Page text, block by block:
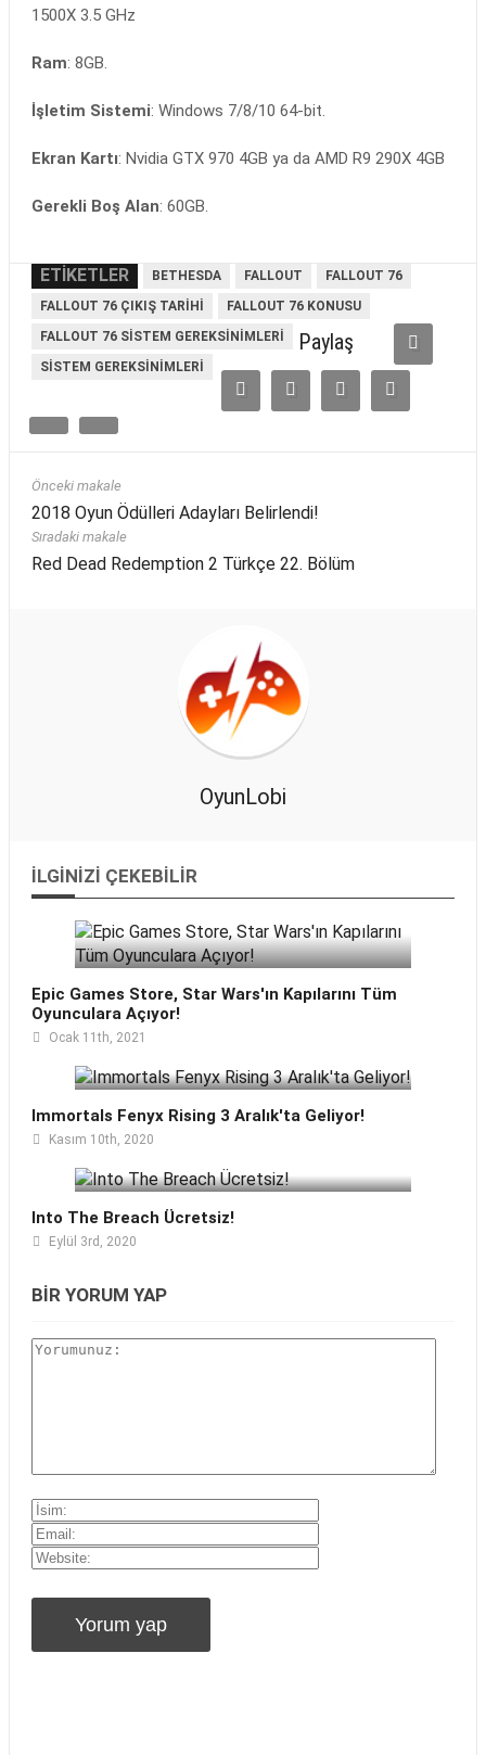
1500X 3.5 GHz
Ram: 8GB.
İşletim Sistemi: Windows 7/8/10 64-bit.
Ekran Kartı: Nvidia GTX 970 4GB ya da AMD R9 290X 4GB
Gerekli Boş Alan: 60GB.
ETIKETLER BETHESDA FALLOUT
FALLOUT 76
FALLOUT 76 ÇIKIŞ TARIHI
FALLOUT 76 KONUSU
FALLOUT 76 SISTEM GEREKSINIMLERI
SISTEM GEREKSINIMLERI
Paylaş
Önceki makale
2018 Oyun Ödülleri Adayları Belirlendi!
Sıradaki makale
Red Dead Redemption 2 Türkçe 22. Bölüm
OyunLobi
İLGINIZI ÇEKEBILIR
Epic Games Store, Star Wars'ın Kapılarını Tüm
Oyunculara Açıyor!
Ocak 11th, 2021
Immortals Fenyx Rising 3 Aralık'ta Geliyor!
Kasım 10th, 2020
Into The Breach Ücretsiz!
Eylül 3rd, 2020
BIR YORUM YAP